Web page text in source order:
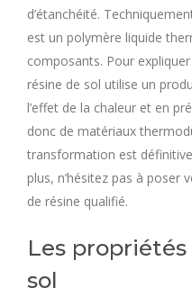
d’étanchéité.
est un polymère liquide
composants. Pour
résine de sol utilise un
l’effet de la chaleur et en
donc de matériaux
transformation est
plus, n’hésitez pas à poser
de résine qualifié.
Les
sol